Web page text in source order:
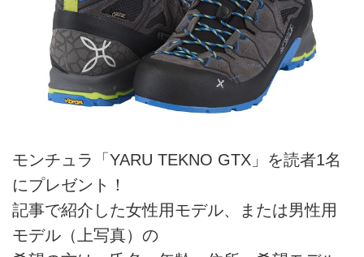
モンチュラ「YARU TEKNO GTX」を読者1名
にプレゼント！
記事で紹介した女性用モデル、または男性用
モデル（上写真）の